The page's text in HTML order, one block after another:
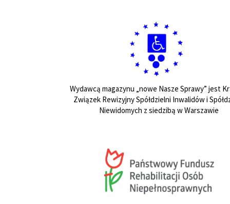
Wydawcą magazynu „nowe Nasze Sprawy” jest
Związek Rewizyjny Spółdzielni Inwalidów i
Niewidomych z siedzibą w Warszawie